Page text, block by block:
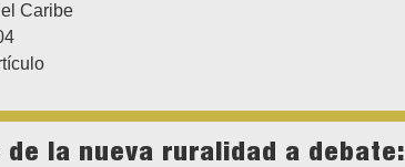
Caribe
de la nueva ruralidad a debate: